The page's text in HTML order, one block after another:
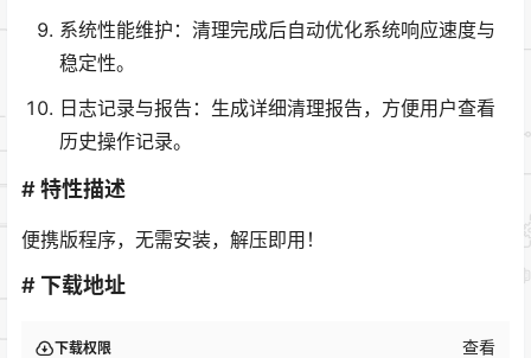
系统性能维护：清理完成后自动优化系统响应速度与
稳定性。
日志记录与报告：生成详细清理报告，方便用户查看
历史操作记录。
# 特性描述
便携版程序，无需安装，解压即用！
# 下载地址
下载权限 查看